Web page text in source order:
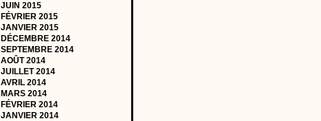
JUIN 2015
FÉVRIER 2015
JANVIER 2015
DÉCEMBRE 2014
SEPTEMBRE 2014
AOÛT 2014
JUILLET 2014
AVRIL 2014
MARS 2014
FÉVRIER 2014
JANVIER 2014